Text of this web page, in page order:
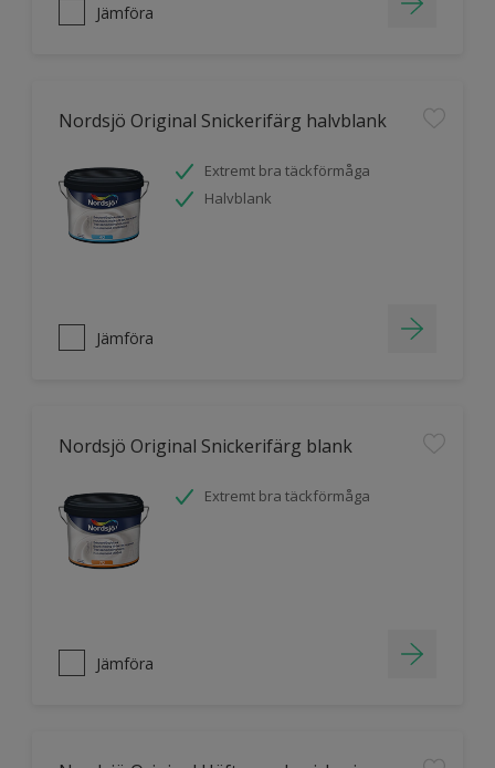
Jämföra
Nordsjö Original Snickerifärg halvblank
Extremt bra täckförmåga
Halvblank
Jämföra
Nordsjö Original Snickerifärg blank
Extremt bra täckförmåga
Jämföra